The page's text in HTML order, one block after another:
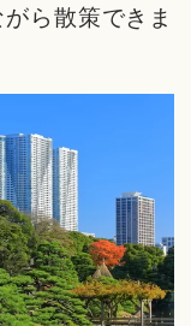
ら散策できま